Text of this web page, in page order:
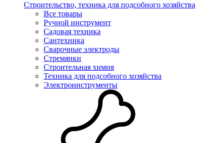
Строительство, техника для подсобного хозяйства
Все товары
Ручной инструмент
Садовая техника
Сантехника
Сварочные электроды
Стремянки
Строительная химия
Техника для подсобного хозяйства
Электроинструменты